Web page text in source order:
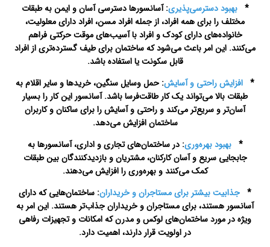
* بهبود دسترسی‌پذیری: آسانسورها دسترسی آسان و ایمن به طبقات
مختلف را برای همه افراد، از جمله افراد مسن، افراد دارای معلولیت،
خانواده‌های دارای کودک و افراد با آسیب‌های موقت حرکتی فراهم
می‌کنند. این امر باعث می‌شود که ساختمان برای طیف گسترده‌تری از افراد
قابل سکونت یا استفاده باشد.
* افزایش راحتی و آسایش: حمل وسایل سنگین، خریدها و سایر اقلام به
طبقات بالا می‌تواند یک کار طاقت‌فرسا باشد. آسانسور این کار را بسیار
آسان‌تر و سریع‌تر می‌کند و راحتی و آسایش را برای ساکنان و کاربران
ساختمان افزایش می‌دهد.
* بهبود بهره‌وری: در ساختمان‌های تجاری و اداری، آسانسورها به
جابجایی سریع و آسان کارکنان، مشتریان و بازدیدکنندگان بین طبقات
کمک می‌کنند و بهره‌وری را افزایش می‌دهند.
* جذابیت بیشتر برای مستاجران و خریداران: ساختمان‌هایی که دارای
آسانسور هستند، برای مستاجران و خریداران جذاب‌تر هستند. این امر به
ویژه در مورد ساختمان‌های لوکس و مدرن که امکانات و تجهیزات رفاهی
در اولویت قرار دارند، اهمیت دارد.